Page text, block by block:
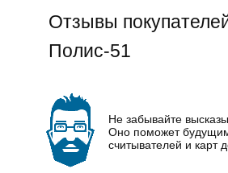
Отзывы
Полис-51
Не забывайте
Оно поможет
считывателей и карт